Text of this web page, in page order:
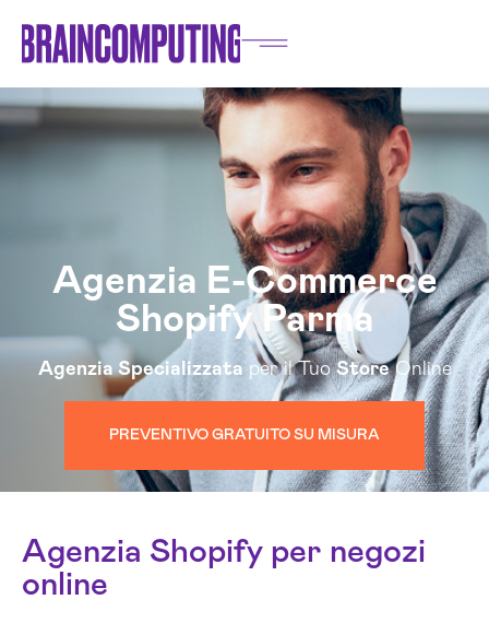
Agenzia E-Commerce
Shopify Parma
Agenzia Specializzataper il TuoStoreOnline
PREVENTIVO GRATUITO SU MISURA
Agenzia Shopify per negozi
online